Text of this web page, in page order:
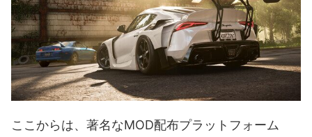
ここからは、著名なMOD配布プラットフォーム